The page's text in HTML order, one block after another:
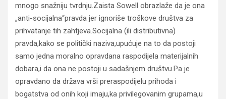
mnogo snažniju tvrdnju.Zaista Sowell obrazlaže da je ona
„anti-socijalna“pravda jer ignoriše troškove društva za
prihvatanje tih zahtjeva.Socijalna (ili distributivna)
pravda,kako se politički naziva,upućuje na to da postoji
samo jedna moralno opravdana raspodijela materijalnih
dobara,i da ona ne postoji u sadašnjem društvu.Pa je
opravdano da država vrši preraspodijelu prihoda i
bogatstva od onih koji imaju,ka privilegovanim grupama,u